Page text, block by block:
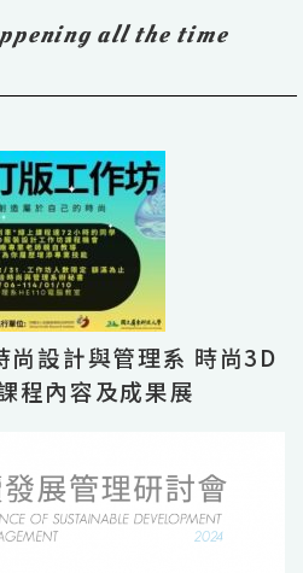
all the time
尚設計與管理系 時尚3D
程內容及成果展